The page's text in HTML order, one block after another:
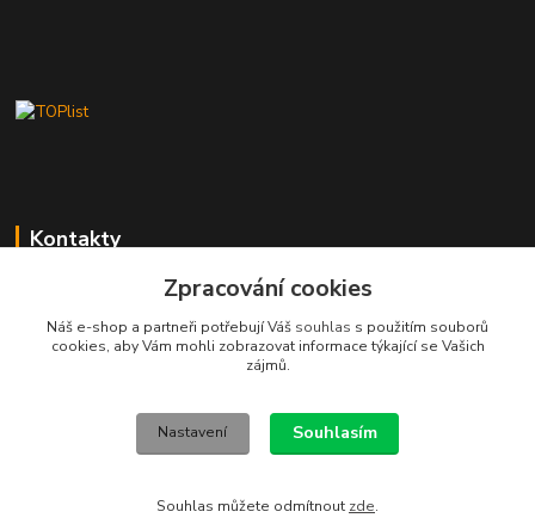
Kontakty
Stanislav Fuks
Po-Čt 7.00 - 16.00 hod. Pá 7.00 - 12.00 hod.
Zpracování cookies
Náš e-shop a partneři potřebují Váš souhlas s použitím souborů
cookies, aby Vám mohli zobrazovat informace týkající se Vašich
zájmů.
Nastavení Souhlasím
Souhlas můžete odmítnout zde.